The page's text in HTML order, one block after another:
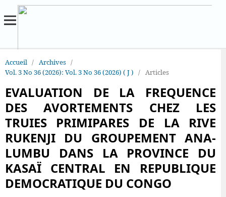
Accueil / Archives /
Vol. 3 No 36 (2026): Vol. 3 No 36 (2026) ( J ) / Articles
EVALUATION DE LA FREQUENCE
DES AVORTEMENTS CHEZ LES
TRUIES PRIMIPARES DE LA RIVE
RUKENJI DU GROUPEMENT ANA-
LUMBU DANS LA PROVINCE DU
KASAÏ CENTRAL EN REPUBLIQUE
DEMOCRATIQUE DU CONGO